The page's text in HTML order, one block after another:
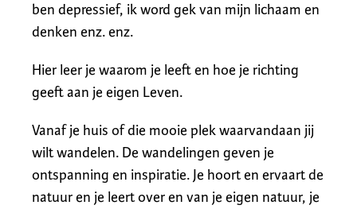
ben depressief, ik word gek van mijn lichaam en
denken enz. enz.
Hier leer je waarom je leeft en hoe je richting
geeft aan je eigen Leven.
Vanaf je huis of die mooie plek waarvandaan jij
wilt wandelen. De wandelingen geven je
ontspanning en inspiratie. Je hoort en ervaart de
natuur en je leert over en van je eigen natuur, je